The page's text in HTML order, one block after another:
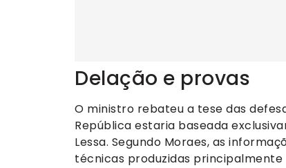
Delação e provas
O ministro rebateu a tese das
República estaria baseada
Lessa. Segundo Moraes, as
técnicas produzidas principalmente